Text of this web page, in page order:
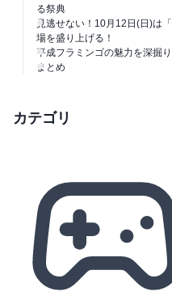
る祭典
見逃せない！10月12日(日)は
場を盛り上げる！
平成フラミンゴの魅力を深掘り
まとめ
カテゴリ